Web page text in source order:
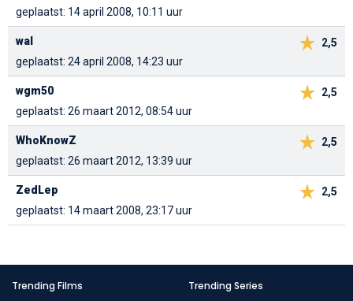
geplaatst: 14 april 2008, 10:11 uur
2,5
wal
geplaatst: 24 april 2008, 14:23 uur
2,5
wgm50
geplaatst: 26 maart 2012, 08:54 uur
2,5
WhoKnowZ
geplaatst: 26 maart 2012, 13:39 uur
2,5
ZedLep
geplaatst: 14 maart 2008, 23:17 uur
Trending Films Trending Series